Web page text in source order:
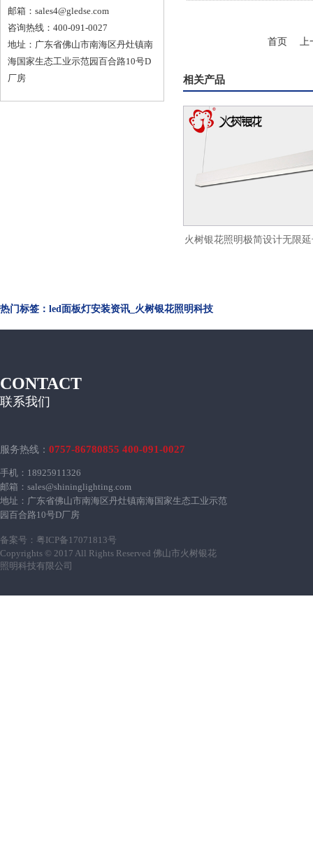
邮箱： sales4@gledse.com
咨询热线：400-091-0027
地址：广东省佛山市南海区丹灶镇南
海国家生态工业示范园百合路10号D
厂房
首页 上
相关产品
火树银花照明极简设计无限
热门标签：led面板灯安装资讯_火树银花照明科技
CONTACT
联系我们
服务热线： 0757-86780855 400-091-0027
手机：18925911326
邮箱：sales@shininglighting.com
地址：广东省佛山市南海区丹灶镇南海国家生态工业示范
园百合路10号D厂房
备案号： 粤ICP备17071813号
Copyrights © 2017 All Rights Reserved 佛山市火树银花
照明科技有限公司